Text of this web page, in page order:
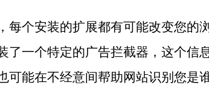
每个安装的扩展都有可能改变您的
了一个特定的广告拦截器，这个信
可能在不经意间帮助网站识别您是